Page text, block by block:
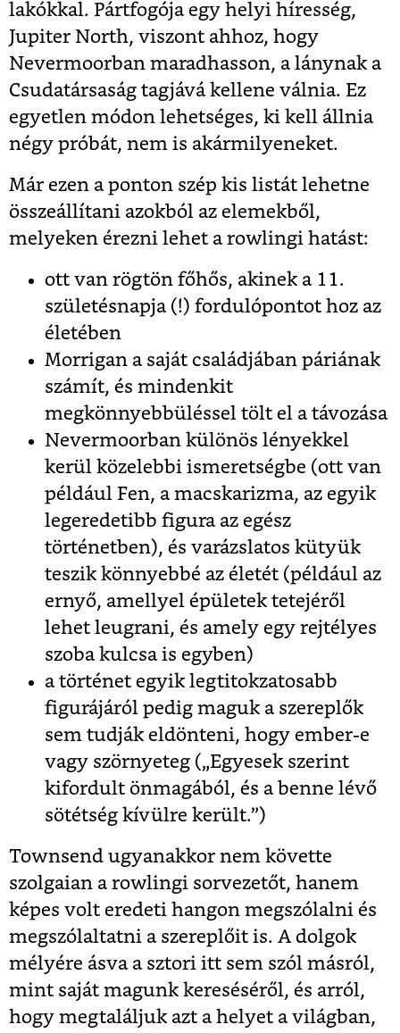
lakókkal. Pártfogója egy helyi híresség,
Jupiter North, viszont ahhoz, hogy
Nevermoorban maradhasson, a lánynak a
Csudatársaság tagjává kellene válnia. Ez
egyetlen módon lehetséges, ki kell állnia
négy próbát, nem is akármilyeneket.
Már ezen a ponton szép kis listát lehetne
összeállítani azokból az elemekből,
melyeken érezni lehet a rowlingi hatást:
ott van rögtön főhős, akinek a 11.
születésnapja (!) fordulópontot hoz az
életében
Morrigan a saját családjában páriának
számít, és mindenkit
megkönnyebbüléssel tölt el a távozása
Nevermoorban különös lényekkel
kerül közelebbi ismeretségbe (ott van
például Fen, a macskarizma, az egyik
legeredetibb figura az egész
történetben), és varázslatos kütyük
teszik könnyebbé az életét (például az
ernyő, amellyel épületek tetejéről
lehet leugrani, és amely egy rejtélyes
szoba kulcsa is egyben)
a történet egyik legtitokzatosabb
figurájáról pedig maguk a szereplők
sem tudják eldönteni, hogy ember-e
vagy szörnyeteg („Egyesek szerint
kifordult önmagából, és a benne lévő
sötétség kívülre került.”)
Townsend ugyanakkor nem követte
szolgaian a rowlingi sorvezetőt, hanem
képes volt eredeti hangon megszólalni és
megszólaltatni a szereplőit is. A dolgok
mélyére ásva a sztori itt sem szól másról,
mint saját magunk kereséséről, és arról,
hogy megtaláljuk azt a helyet a világban,